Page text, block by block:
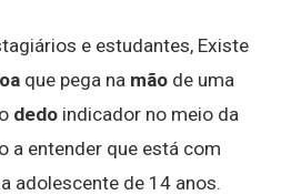
e estudantes, Existe
que pega na mão de uma
dedo indicador no meio da
a entender que está com
adolescente de 14 anos.